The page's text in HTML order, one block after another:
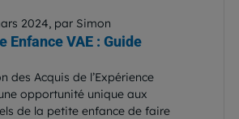
2024, par Simon
Enfance VAE : Guide
des Acquis de l’Expérience
opportunité unique aux
de la petite enfance de faire